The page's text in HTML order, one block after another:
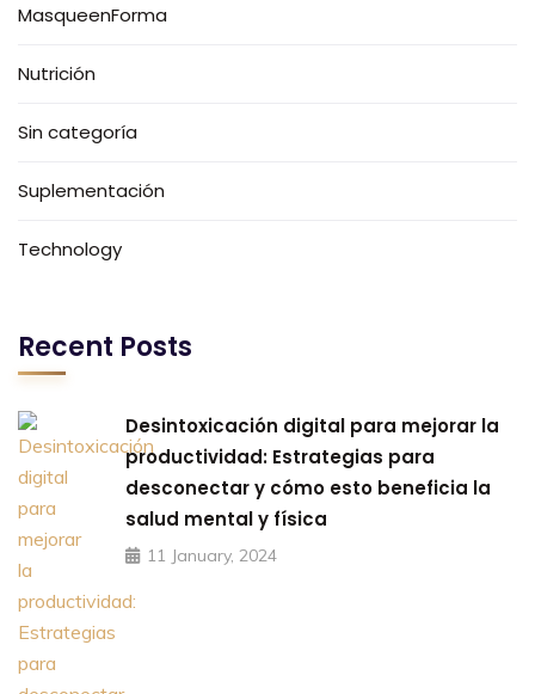
MasqueenForma
Nutrición
Sin categoría
Suplementación
Technology
Recent Posts
Desintoxicación digital para mejorar la
productividad: Estrategias para
desconectar y cómo esto beneficia la
salud mental y física
11 January, 2024